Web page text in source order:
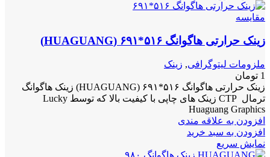
مقايسه
زینک حرارتی هاگوانگ ۵۱۶*۶۹۱ (HUAGUANG)
ملزومات لیتوگرافی, زینک
1 تومان
زینک حرارتی هاگوانگ ۵۱۶*۶۹۱ (HUAGUANG) زینک هاگوانگ
ترمال CTP زینک های چاپی با کیفیت بالا که توسط Lucky
Huaguang Graphics
افزودن به علاقه مندی
افزودن به سبد خرید
نمایش سریع